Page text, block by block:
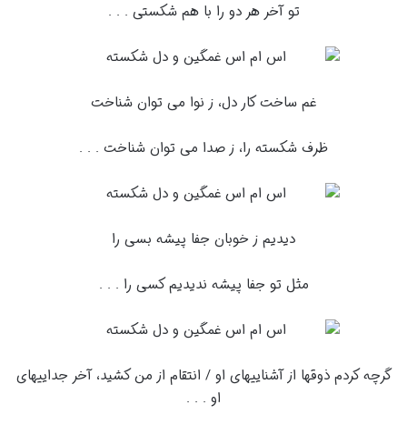
تو آخر هر دو را با هم شکستی . . .
غم ساخت کار دل، ز نوا می توان شناخت
ظرف شکسته را، ز صدا می توان شناخت . . .
دیدیم ز خوبان جفا پیشه بسی را
مثل تو جفا پیشه ندیدیم کسی را . . .
گرچه کردم ذوقها از آشناییهای او / انتقام از من کشید، آخر جداییهای
او . . .